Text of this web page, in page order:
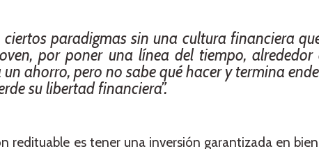
paradigmas sin una cultura financiera
por poner una línea del tiempo,
ahorro, pero no sabe qué hacer y termina
su libertad financiera”.
redituable es tener una inversión garantizada en